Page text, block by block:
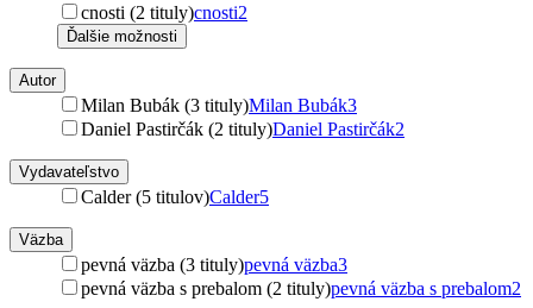
cnosti (2 tituly)cnosti2
Ďalšie možnosti
Autor
Milan Bubák (3 tituly)Milan Bubák3
Daniel Pastirčák (2 tituly)Daniel Pastirčák2
Vydavateľstvo
Calder (5 titulov)Calder5
Väzba
pevná väzba (3 tituly)pevná väzba3
pevná väzba s prebalom (2 tituly)pevná väzba s prebalom2